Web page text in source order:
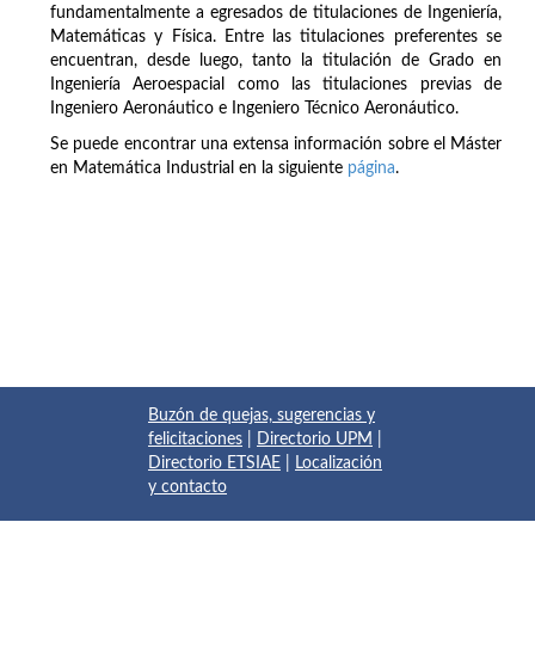
fundamentalmente a egresados de titulaciones de Ingeniería,
Matemáticas y Física. Entre las titulaciones preferentes se
encuentran, desde luego, tanto la titulación de Grado en
Ingeniería Aeroespacial como las titulaciones previas de
Ingeniero Aeronáutico e Ingeniero Técnico Aeronáutico.
Se puede encontrar una extensa información sobre el Máster
en Matemática Industrial en la siguiente página.
Buzón de quejas, sugerencias y
felicitaciones
Directorio UPM
Directorio ETSIAE
Localización
y contacto